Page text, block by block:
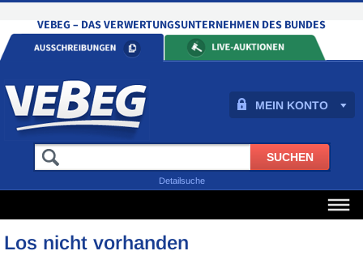
MEIN KONTO
Detailsuche
Los nicht vorhanden